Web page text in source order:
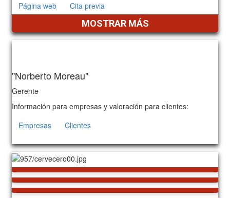
Página web
Cita previa
MOSTRAR MÁS
"Norberto Moreau"
Gerente
Información para empresas y valoración para clientes:
Empresas
Clientes